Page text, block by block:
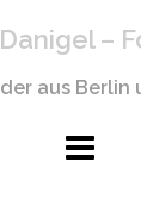
–
aus Berlin